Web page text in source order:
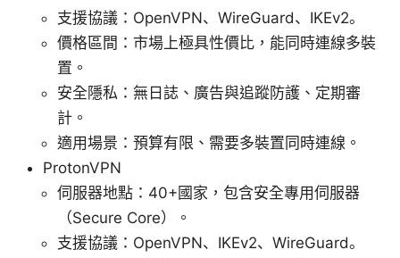
支援協議：OpenVPN、WireGuard、IKEv2。
價格區間：市場上極具性價比，能同時連線多裝
置。
安全隱私：無日誌、廣告與追蹤防護、定期審
計。
適用場景：預算有限、需要多裝置同時連線。
ProtonVPN
伺服器地點：40+國家，包含安全專用伺服器
（Secure Core）。
支援協議：OpenVPN、IKEv2、WireGuard。